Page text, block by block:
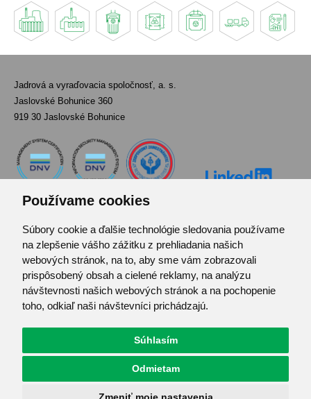
Používame cookies
Súbory cookie a ďalšie technológie sledovania používame
na zlepšenie vášho zážitku z prehliadania našich
webových stránok, na to, aby sme vám zobrazovali
prispôsobený obsah a cielené reklamy, na analýzu
návštevnosti našich webových stránok a na pochopenie
toho, odkiaľ naši návštevníci prichádzajú.
Súhlasím
Odmietam
Jadrová a vyraďovacia spoločnosť, a. s.
Jaslovské Bohunice 360
919 30 Jaslovské Bohunice
Kontakt
Pozvánka do infocentra
Zoznam použitých skratiek
Mapa stránok
RSS
Centrum predvolieb cookies